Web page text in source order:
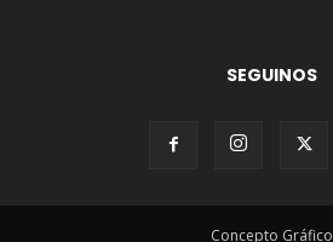
SEGUINOS
Concepto Gráfico